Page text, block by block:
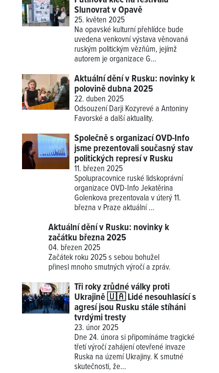
Slunovrat v Opavě
25. květen 2025
Na opavské kulturní přehlídce bude
uvedena venkovní výstava věnovaná
ruským politickým vězňům, jejímž
autorem je organizace G...
Aktuální dění v Rusku: novinky k
polovině dubna 2025
22. duben 2025
Odsouzení Darji Kozyrevé a Antoniny
Favorské a další aktuality.
Společně s organizací OVD-Info
jsme prezentovali současný stav
politických represí v Rusku
11. březen 2025
Spolupracovnice ruské lidskoprávní
organizace OVD-Info Jekatěrina
Golenkova prezentovala v úterý 11.
března v Praze aktuální ...
Aktuální dění v Rusku: novinky k
začátku března 2025
04. březen 2025
Začátek roku 2025 s sebou bohužel
přinesl mnoho smutných výročí a zpráv.
Tři roky zrůdné války proti
Ukrajině 🇺🇦 Lidé nesouhlasící s
agresí jsou Rusku stále stíháni
tvrdými tresty
23. únor 2025
Dne 24. února si připomínáme tragické
třetí výročí zahájení otevřené invaze
Ruska na území Ukrajiny. K smutné
skutečnosti, že...